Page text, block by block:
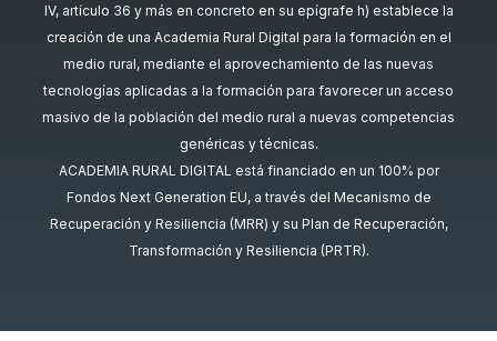
IV, artículo 36 y más en concreto en su epígrafe h) establece la
creación de una Academia Rural Digital para la formación en el
medio rural, mediante el aprovechamiento de las nuevas
tecnologías aplicadas a la formación para favorecer un acceso
masivo de la población del medio rural a nuevas competencias
genéricas y técnicas.
ACADEMIA RURAL DIGITAL está financiado en un 100% por
Fondos Next Generation EU, a través del Mecanismo de
Recuperación y Resiliencia (MRR) y su Plan de Recuperación,
Transformación y Resiliencia (PRTR).